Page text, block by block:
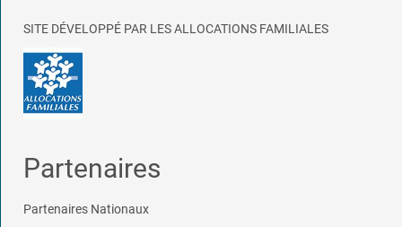
SITE DÉVELOPPÉ PAR LES ALLOCATIONS FAMILIALES
Partenaires
Partenaires Nationaux